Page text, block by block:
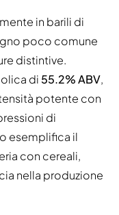
in barili di
poco comune
distintive.
di 55.2% ABV,
potente con
di
esemplifica il
con cereali,
nella produzione